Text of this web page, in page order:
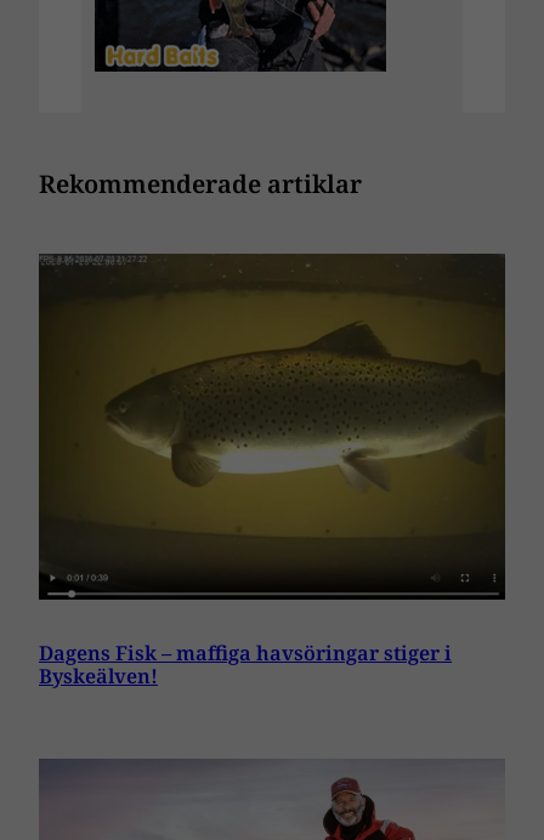
Rekommenderade artiklar
Dagens Fisk – maffiga havsöringar stiger i
Byskeälven!